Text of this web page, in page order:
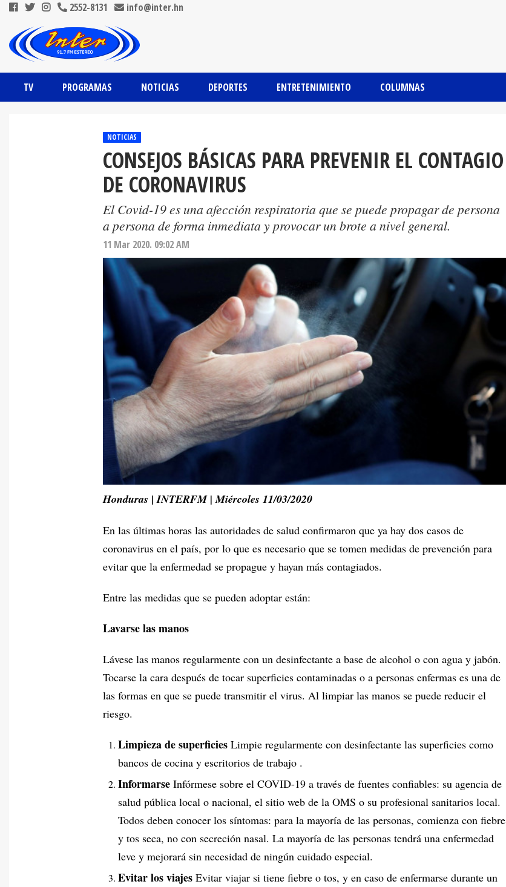
2552-8131 info@inter.hn
TV PROGRAMAS NOTICIAS DEPORTES ENTRETENIMIENTO COLUMNAS
NOTICIAS
CONSEJOS BÁSICAS PARA PREVENIR EL CONTAGIO
DE CORONAVIRUS
El Covid-19 es una afección respiratoria que se puede propagar de persona
a persona de forma inmediata y provocar un brote a nivel general.
11 Mar 2020. 09:02 AM
Honduras | INTERFM | Miércoles 11/03/2020
En las últimas horas las autoridades de salud confirmaron que ya hay dos casos de
coronavirus en el país, por lo que es necesario que se tomen medidas de prevención para
evitar que la enfermedad se propague y hayan más contagiados.
Entre las medidas que se pueden adoptar están:
Lavarse las manos
Lávese las manos regularmente con un desinfectante a base de alcohol o con agua y jabón.
Tocarse la cara después de tocar superficies contaminadas o a personas enfermas es una de
las formas en que se puede transmitir el virus. Al limpiar las manos se puede reducir el
riesgo.
Limpieza de superficies Limpie regularmente con desinfectante las superficies como
bancos de cocina y escritorios de trabajo .
Informarse Infórmese sobre el COVID-19 a través de fuentes confiables: su agencia de
salud pública local o nacional, el sitio web de la OMS o su profesional sanitarios local.
Todos deben conocer los síntomas: para la mayoría de las personas, comienza con fiebre
y tos seca, no con secreción nasal. La mayoría de las personas tendrá una enfermedad
leve y mejorará sin necesidad de ningún cuidado especial.
Evitar los viajes Evitar viajar si tiene fiebre o tos, y en caso de enfermarse durante un